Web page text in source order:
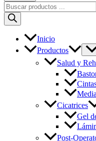
Búsqueda
de
productos
Inicio
Productos
Salud y
Cicatrices
Gel
Post-